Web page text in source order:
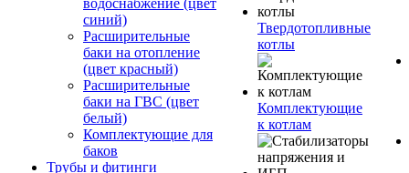
водоснабжение (цвет
синий)
Расширительные
баки на отопление
(цвет красный)
Расширительные
баки на ГВС (цвет
белый)
Комплектующие для
баков
Трубы и фитинги
Твердотопливные
котлы
Комплектующие
к котлам